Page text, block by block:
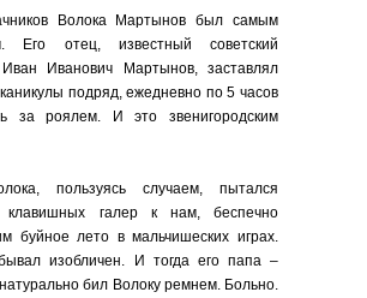
Волока Мартынов был самым
Его отец, известный советский
Иванович Мартынов, заставлял
каникулы подряд, ежедневно по 5 часов
за роялем. И это звенигородским
пользуясь случаем, пытался
клавишных галер к нам, беспечно
буйное лето в мальчишеских играх.
изобличен. И тогда его папа –
бил Волоку ремнем. Больно.